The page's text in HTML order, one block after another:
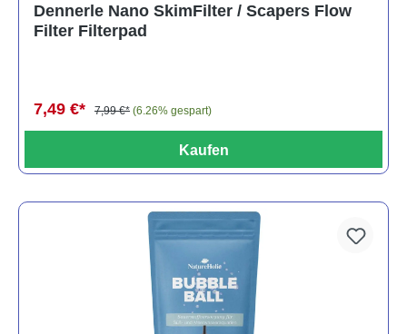
Dennerle Nano SkimFilter / Scapers Flow
Filter Filterpad
7,49 €* 7,99 €* (6.26% gespart)
Kaufen